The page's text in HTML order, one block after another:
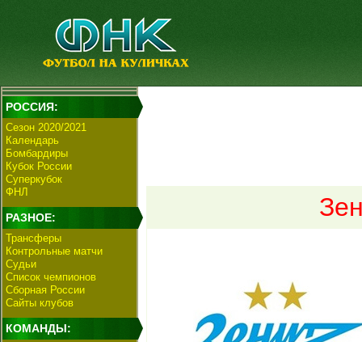
РОССИЯ:
Сезон 2020/2021
Календарь
Бомбардиры
Кубок России
Суперкубок
ФНЛ
РАЗНОЕ:
Трансферы
Контрольные матчи
Судьи
Список чемпионов
Сборная России
Сайты клубов
КОМАНДЫ: